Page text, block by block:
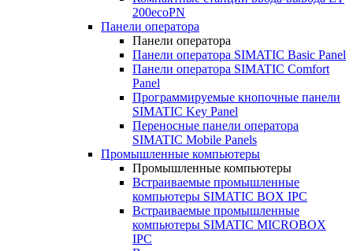
200ecoPN
Панели оператора
Панели оператора
Панели оператора SIMATIC Basic Panel
Панели оператора SIMATIC Comfort
Panel
Программируемые кнопочные панели
SIMATIC Key Panel
Переносные панели оператора
SIMATIC Mobile Panels
Промышленные компьютеры
Промышленные компьютеры
Встраиваемые промышленные
компьютеры SIMATIC BOX IPC
Встраиваемые промышленные
компьютеры SIMATIC MICROBOX
IPC